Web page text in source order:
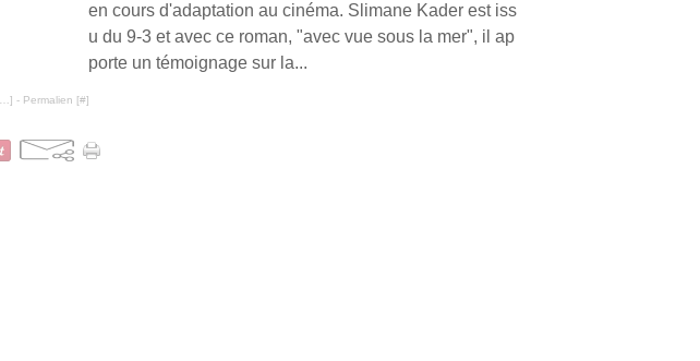
en cours d'adaptation au cinéma. Slimane Kader est iss
u du 9-3 et avec ce roman, "avec vue sous la mer", il ap
porte un témoignage sur la...
] - Permalien [#]